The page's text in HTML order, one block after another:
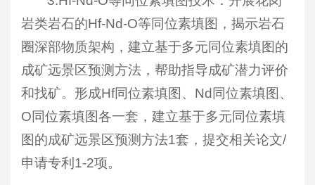
岩类岩石的Hf-Nd-O等同位素填图，揭示岩石
圈深部物质架构，建立基于多元同位素填图的
成矿远景区预测方法，帮助指导成矿潜力评价
和找矿。形成Hf同位素填图、Nd同位素填图、
O同位素填图各一套，建立基于多元同位素填
图的成矿远景区预测方法1套，提交相关论文/
申请专利1-2项。